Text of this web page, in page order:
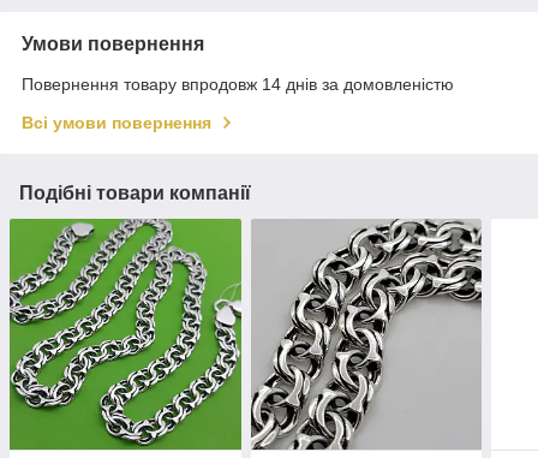
Умови повернення
Повернення товару впродовж 14 днів за домовленістю
Всі умови повернення
Подібні товари компанії